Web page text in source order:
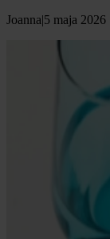
Joanna|5 maja 2026